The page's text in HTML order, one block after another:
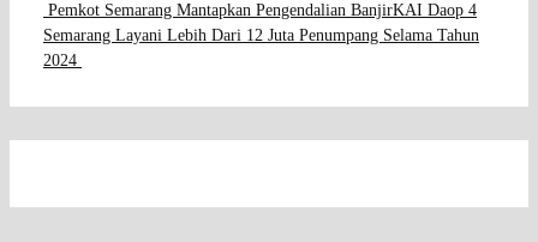
Pemkot Semarang Mantapkan Pengendalian BanjirKAI Daop 4
Semarang Layani Lebih Dari 12 Juta Penumpang Selama Tahun
2024